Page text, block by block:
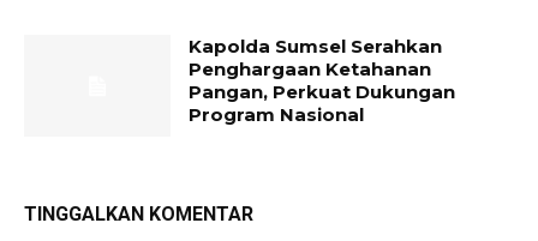
Kapolda Sumsel Serahkan
Penghargaan Ketahanan
Pangan, Perkuat Dukungan
Program Nasional
TINGGALKAN KOMENTAR